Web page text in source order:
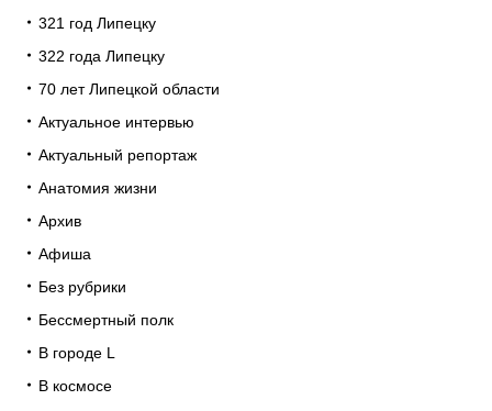
321 год Липецку
322 года Липецку
70 лет Липецкой области
Актуальное интервью
Актуальный репортаж
Анатомия жизни
Архив
Афиша
Без рубрики
Бессмертный полк
В городе L
В космосе